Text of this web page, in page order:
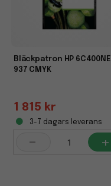
Bläckpatron HP 6C400NE
937 CMYK
1 815 kr
3-7 dagars leverans
- +